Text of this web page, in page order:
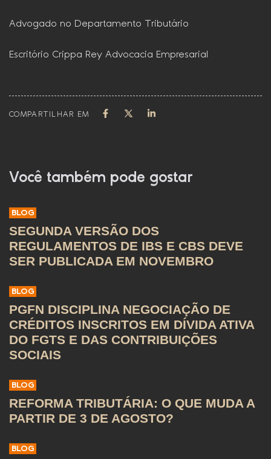
Advogado no Departamento Tributário
Escritório Crippa Rey Advocacia Empresarial
COMPARTILHAR EM
Você também pode gostar
BLOG
SEGUNDA VERSÃO DOS
REGULAMENTOS DE IBS E CBS DEVE
SER PUBLICADA EM NOVEMBRO
BLOG
PGFN DISCIPLINA NEGOCIAÇÃO DE
CRÉDITOS INSCRITOS EM DÍVIDA ATIVA
DO FGTS E DAS CONTRIBUIÇÕES
SOCIAIS
BLOG
REFORMA TRIBUTÁRIA: O QUE MUDA A
PARTIR DE 3 DE AGOSTO?
BLOG